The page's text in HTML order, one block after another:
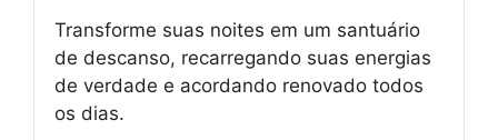
Transforme suas noites em um santuário
de descanso, recarregando suas energias
de verdade e acordando renovado todos
os dias.